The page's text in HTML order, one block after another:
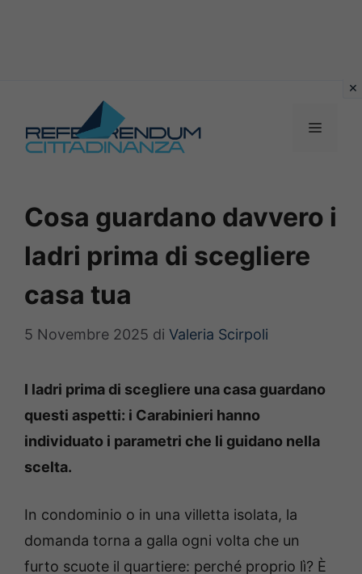
contenuto
MENU
Cosa guardano davvero i
ladri prima di scegliere
casa tua
5 Novembre 2025 di Valeria Scirpoli
I ladri prima di scegliere una casa guardano
questi aspetti: i Carabinieri hanno
individuato i parametri che li guidano nella
scelta.
In condominio o in una villetta isolata, la
domanda torna a galla ogni volta che un
furto scuote il quartiere: perché proprio lì? È